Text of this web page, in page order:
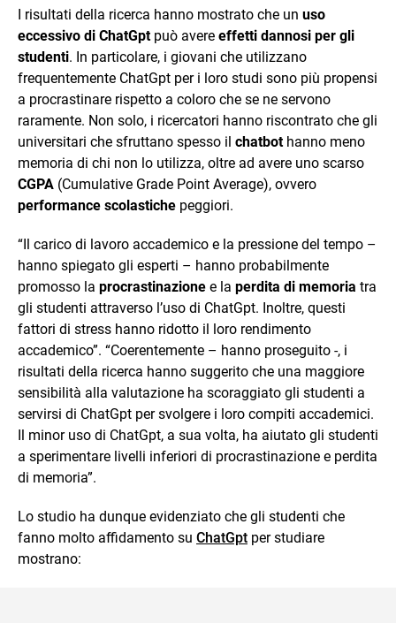
I risultati della ricerca hanno mostrato che un uso
eccessivo di ChatGpt può avere effetti dannosi per gli
studenti. In particolare, i giovani che utilizzano
frequentemente ChatGpt per i loro studi sono più propensi
a procrastinare rispetto a coloro che se ne servono
raramente. Non solo, i ricercatori hanno riscontrato che gli
universitari che sfruttano spesso il chatbothanno meno
memoria di chi non lo utilizza, oltre ad avere uno scarso
CGPA (Cumulative Grade Point Average), ovvero
performance scolastiche peggiori.
“Il carico di lavoro accademico e la pressione del tempo –
hanno spiegato gli esperti – hanno probabilmente
promosso la procrastinazione e la perdita di memoria tra
gli studenti attraverso l’uso di ChatGpt. Inoltre, questi
fattori di stress hanno ridotto il loro rendimento
accademico”. “Coerentemente – hanno proseguito -, i
risultati della ricerca hanno suggerito che una maggiore
sensibilità alla valutazione ha scoraggiato gli studenti a
servirsi di ChatGpt per svolgere i loro compiti accademici.
Il minor uso di ChatGpt, a sua volta, ha aiutato gli studenti
a sperimentare livelli inferiori di procrastinazione e perdita
di memoria”.
Lo studio ha dunque evidenziato che gli studenti che
fanno molto affidamento su ChatGpt per studiare
mostrano: